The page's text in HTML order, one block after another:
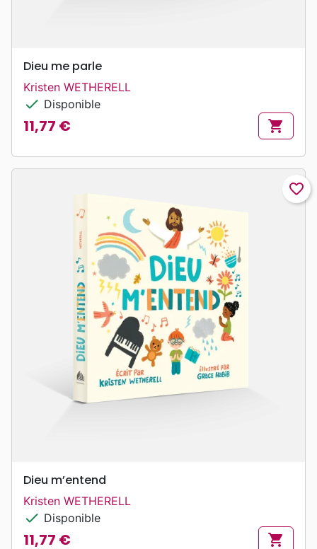
Dieu me parle
Kristen WETHERELL
check Disponible
Prix
11,77 € shopping_cart
favorite_border
Dieu m’entend
Kristen WETHERELL
check Disponible
11,77 € shopping_cart